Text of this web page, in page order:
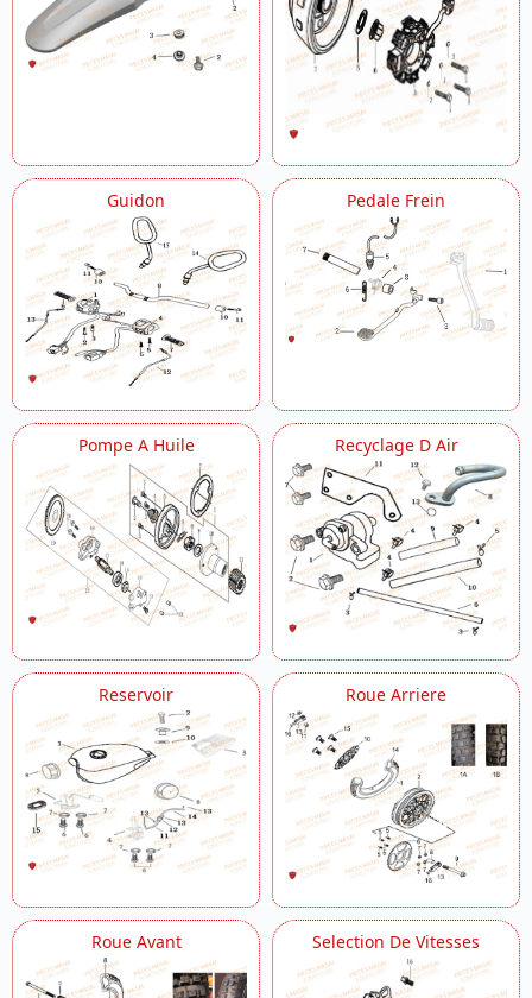
Guidon Pedale Frein
Pompe A Huile Recyclage D Air
Reservoir Roue Arriere
Roue Avant Selection De Vitesses